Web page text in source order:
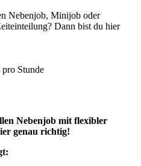
Nebenjob, Minijob oder
Dann bist du hier
Stunde
Nebenjob mit flexibler
genau richtig!